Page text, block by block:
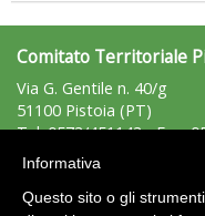
Comitato Territoriale
Via G. Gentile n. 40/g
51100 Pistoia (PT)
Tel: 0573/451143 - Fax:
e-mail:pistoia@uisp.it
P.Iva: 01365510476
Informativa
Questo sito o gli